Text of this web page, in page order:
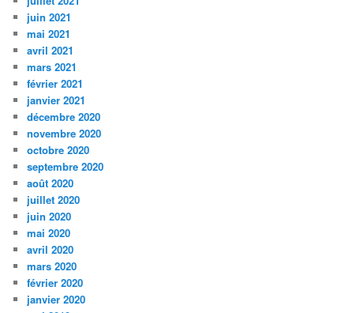
juin 2021
mai 2021
avril 2021
mars 2021
février 2021
janvier 2021
décembre 2020
novembre 2020
octobre 2020
septembre 2020
août 2020
juillet 2020
juin 2020
mai 2020
avril 2020
mars 2020
février 2020
janvier 2020